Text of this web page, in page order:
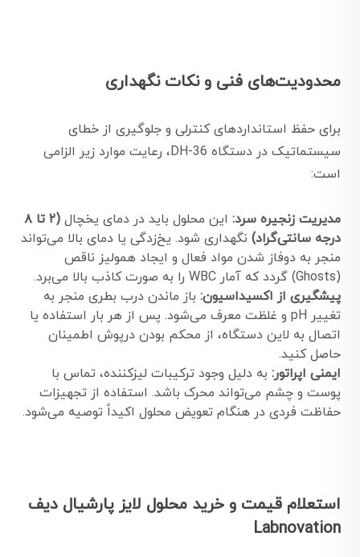
محدودیت‌های فنی و نکات نگهداری
برای حفظ استانداردهای کنترلی و جلوگیری از خطای
سیستماتیک در دستگاه DH-36، رعایت موارد زیر الزامی
است:
مدیریت زنجیره سرد: این محلول باید در دمای یخچال
(۲ تا ۸
درجه سانتی‌گراد) نگهداری شود. یخ‌زدگی یا دمای بالا می‌تواند
منجر به دوفاز شدن مواد فعال و ایجاد همولیز ناقص
(Ghosts) گردد که آمار WBC را به صورت کاذب بالا می‌برد.
پیشگیری از اکسیداسیون: باز ماندن درب بطری منجر به
تغییر pH و غلظت معرف می‌شود. پس از هر بار استفاده یا
اتصال به لاین دستگاه، از محکم بودن درپوش اطمینان
حاصل کنید.
ایمنی اپراتور: به دلیل وجود ترکیبات لیزکننده، تماس با
پوست و چشم می‌تواند محرک باشد. استفاده از تجهیزات
حفاظت فردی در هنگام تعویض محلول اکیداً توصیه می‌شود.
استعلام قیمت و خرید محلول لایز پارشیال دیف
Labnovation